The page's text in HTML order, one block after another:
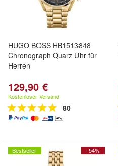
HUGO BOSS HB1513848
Chronograph Quarz Uhr für
Herren
129,90 €
Kostenloser Versand
80
- 54%
Bestseller